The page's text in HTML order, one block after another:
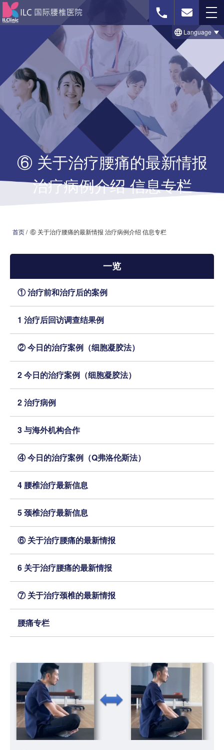
免费影像诊断 联系我们
治療のビフォー＆アフター事例
セルゲル法について
脊柱菅狭窄症の治療法
椎間板ヘルニアの治療法
本院治疗介绍
医院介绍
就诊指南
来院路线
治疗病例介绍 信息专栏
Language
⑥ 关于治疗腰痛的最新情报
治疗病例介绍 信息专栏
首页/ ⑥ 关于治疗腰痛的最新情报 治疗病例介绍 信息专栏
一览
① 治疗前和治疗后的案例
1 治疗后回访调查结果例
② 今日的治疗案例（细胞凝胶法）
2 今日的治疗案例（细胞凝胶法）
2 治疗病例
3 与海外机构合作
④ 今日的治疗案例（Q弗洛伦斯法）
4 腰椎治疗最新信息
5 颈椎治疗最新信息
⑥ 关于治疗腰痛的最新情报
6 关于治疗腰痛的最新情报
⑦ 关于治疗颈椎的最新情报
腰痛专栏